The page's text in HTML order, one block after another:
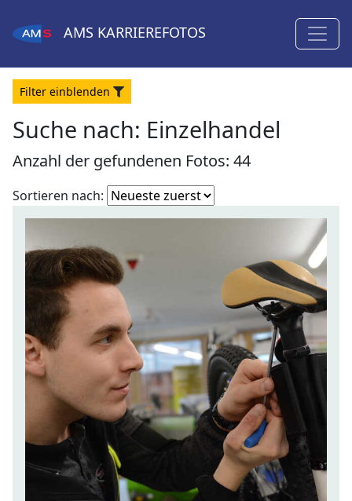
AMS KARRIEREFOTOS
Filter einblenden
Suche nach: Einzelhandel
Anzahl der gefundenen Fotos: 44
Sortieren nach: